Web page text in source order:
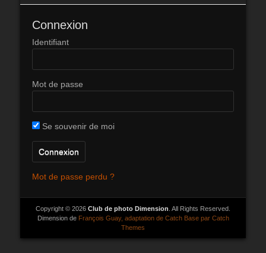
Connexion
Identifiant
Mot de passe
Se souvenir de moi
Mot de passe perdu ?
Copyright © 2026 Club de photo Dimension . All Rights Reserved.
Dimension de François Guay, adaptation de Catch Base par Catch
Themes